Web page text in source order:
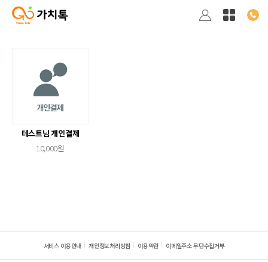
테스트님 개인결제
10,000원
서비스 이용안내 개인정보처리방침 이용약관 이메일주소 무단수집거부